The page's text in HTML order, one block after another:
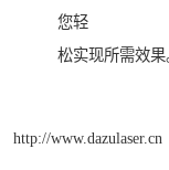
您轻
松实现所需效果
http://www.dazulaser.cn